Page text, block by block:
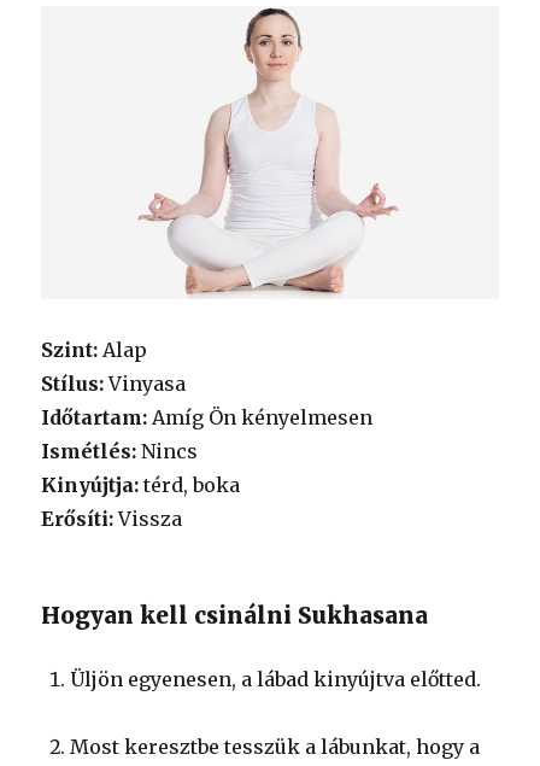
Szint: Alap
Stílus:Vinyasa
Időtartam: Amíg Ön kényelmesen
Ismétlés: Nincs
Kinyújtja: térd, boka
Erősíti:Vissza
Hogyan kell csinálni Sukhasana
Üljön egyenesen, a lábad kinyújtva előtted.
Most keresztbe tesszük a lábunkat, hogy a